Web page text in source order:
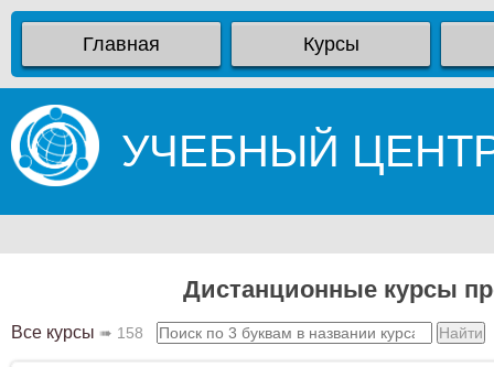
Главная Курсы
УЧЕБНЫЙ
Дистанционные курсы
Все курсы ➠ 158